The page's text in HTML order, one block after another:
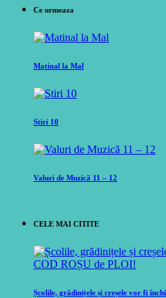
Ce urmeaza
Matinal la Mal
Stiri 10
Valuri de Muzică 11 – 12
CELE MAI CITITE
Școlile, grădinițele și creșele vor fi